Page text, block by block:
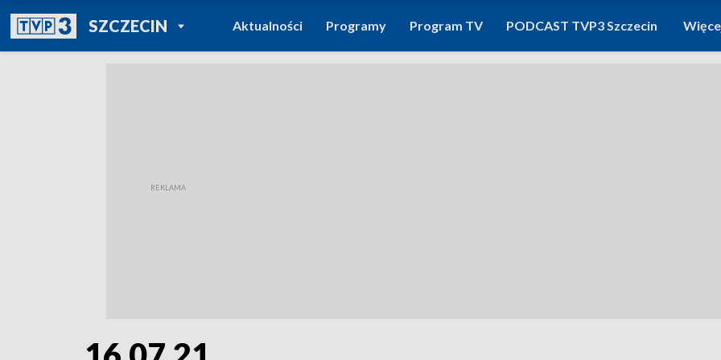
SZCZECINPOWRÓT DO
TVP REGIONY
Aktualności Programy Program TV PODCAST TVP3 Szczecin